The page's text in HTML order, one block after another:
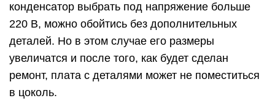
конденсатор выбрать под напряжение больше
220 В, можно обойтись без дополнительных
деталей. Но в этом случае его размеры
увеличатся и после того, как будет сделан
ремонт, плата с деталями может не поместиться
в цоколь.